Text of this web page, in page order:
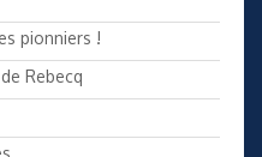
pionniers !
Rebecq